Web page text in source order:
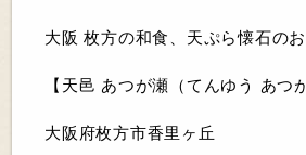
大阪 枚方の和食、天ぷら懐石の
【天邑 あつが瀬（てんゆう あつ
大阪府枚方市香里ヶ丘